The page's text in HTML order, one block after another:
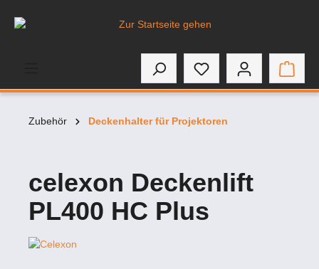
springen
Zubehör Deckenhalter für Projektoren
celexon Deckenlift
PL400 HC Plus